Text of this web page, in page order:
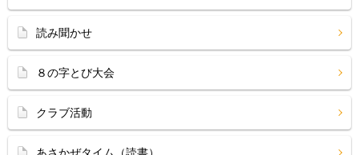
読み聞かせ
８の字とび大会
クラブ活動